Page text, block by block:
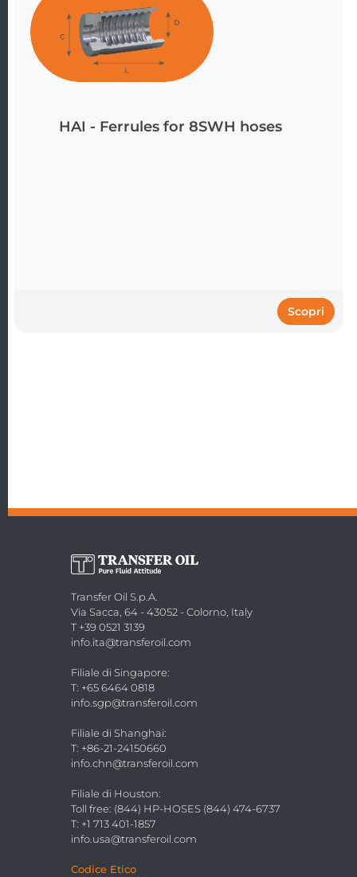
HAI - Ferrules for 8SWH hoses
Scopri
Transfer Oil S.p.A.
Via Sacca, 64 - 43052 - Colorno, Italy
T +39 0521 3139
info.ita@transferoil.com
Filiale di Singapore:
T: +65 6464 0818
info.sgp@transferoil.com
Filiale di Shanghai:
T: +86-21-24150660
info.chn@transferoil.com
Filiale di Houston:
Toll free: (844) HP-HOSES (844) 474-6737
T: +1 713 401-1857
info.usa@transferoil.com
Codice Etico